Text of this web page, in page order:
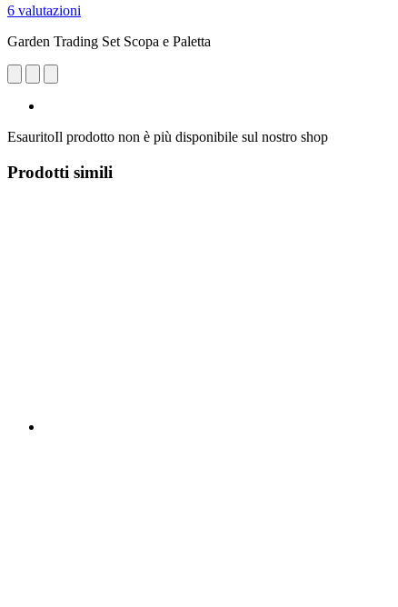
6 valutazioni
Garden Trading Set Scopa e Paletta
EsauritoIl prodotto non è più disponibile sul nostro shop
Prodotti simili